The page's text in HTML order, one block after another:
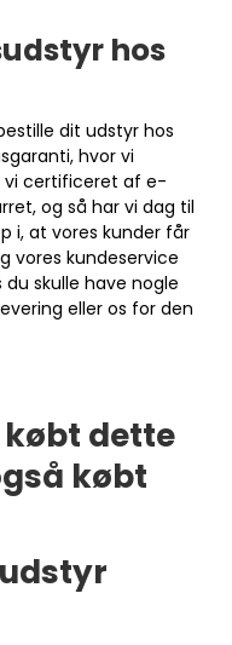
hos
dit udstyr hos
hvor vi
vi certificeret af e-
og så har vi dag til
i, at vores kunder får
vores kundeservice
skulle have nogle
eller os for den
dette
købt